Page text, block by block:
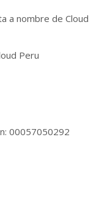
a nombre de Cloud
Peru
00057050292